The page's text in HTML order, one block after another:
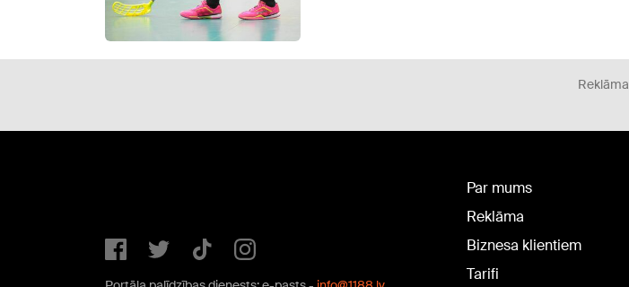
Reklāma
Par mums
Reklāma
Biznesa klientiem
Tarifi